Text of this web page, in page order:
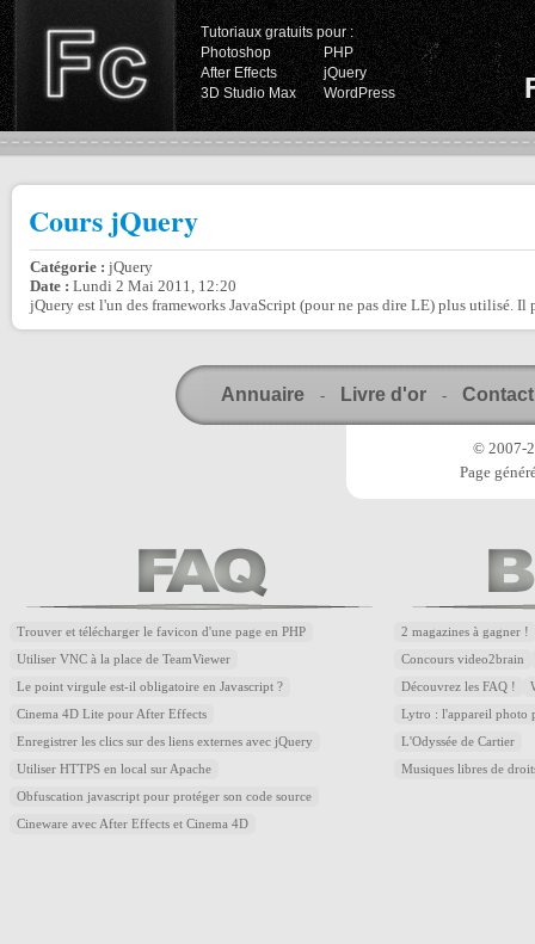
Tutoriaux gratuits pour :
Photoshop
PHP
After Effects
jQuery
3D Studio Max
WordPress
Cours jQuery
Catégorie : jQuery
Date : Lundi 2 Mai 2011, 12:20
jQuery est l'un des frameworks JavaScript (pour ne pas dire LE) plus utilisé. Il
Annuaire - Livre d'or - Contact
© 2007-
Page
Trouver et télécharger le favicon d'une page en PHP
Utiliser VNC à la place de TeamViewer
Le point virgule est-il obligatoire en Javascript ?
Cinema 4D Lite pour After Effects
Enregistrer les clics sur des liens externes avec jQuery
Utiliser HTTPS en local sur Apache
Obfuscation javascript pour protéger son code source
Cineware avec After Effects et Cinema 4D
2 magazines à gagner !
Concours video2brain
Découvrez les FAQ !
Lytro : l'appareil photo
L'Odyssée de Cartier
Musiques libres de